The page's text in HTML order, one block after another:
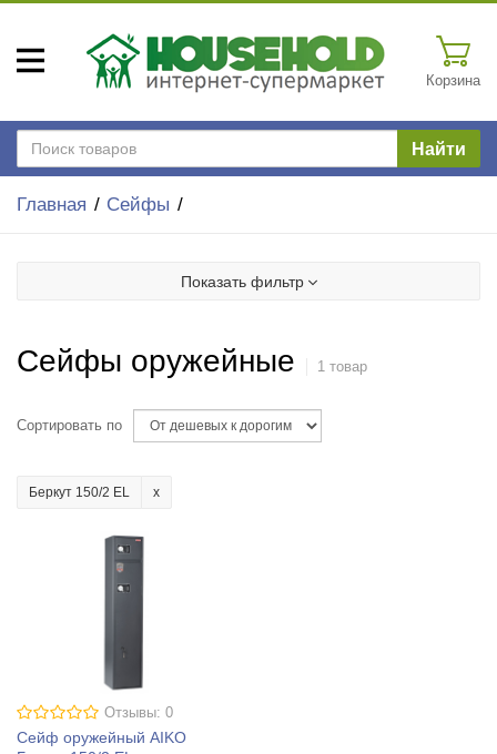
Корзина
Найти
Главная Сейфы
Показать фильтр
Сейфы оружейные 1 товар
Сортировать по
Беркут 150/2 EL
Отзывы: 0
Сейф оружейный AIKO